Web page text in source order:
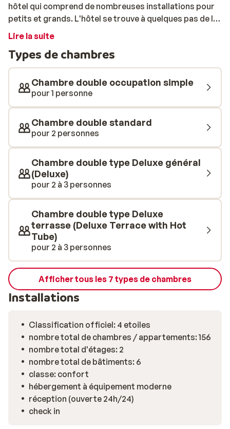
hôtel qui comprend de nombreuses installations pour
petits et grands. L'hôtel se trouve à quelques pas de la
plage: idéal pour profiter de belles baignades dans les
pourrez également profiter de la grande piscine. Les
enfants apprécieront principalement le parc aquatique
dans lequel ils pourront s'amuser durant des heures.
Vous séjournerez dans de belles chambres,
confortables et joliment décorées. Vous y passerez de
belles nuits reposantes après de bonnes journées
passées à visiter les environs. Tout au long de la
journée, vous pourrez savourer une cuisine variée,
animations sont organisées, pour petits et grands, ce
qui viendra compléter à merveille vos vacances au soleil
à Fuerteventura. Personne n'aura le temps de s'ennuyer
à l'hôtel Barceló Corralejo Sands!
Lire la suite
Types de chambres
Chambre double occupation simple
pour 1 personne
Chambre double standard
pour 2 personnes
Chambre double type Deluxe général
(Deluxe)
pour 2 à 3 personnes
Chambre double type Deluxe
terrasse (Deluxe Terrace with Hot
Tube)
pour 2 à 3 personnes
Afficher tous les 7 types de chambres
Installations
Classification officiel: 4 etoiles
nombre total de chambres / appartements: 156
nombre total d'étages: 2
nombre total de bâtiments: 6
classe: confort
hébergement à équipement moderne
réception (ouverte 24h/24)
check in